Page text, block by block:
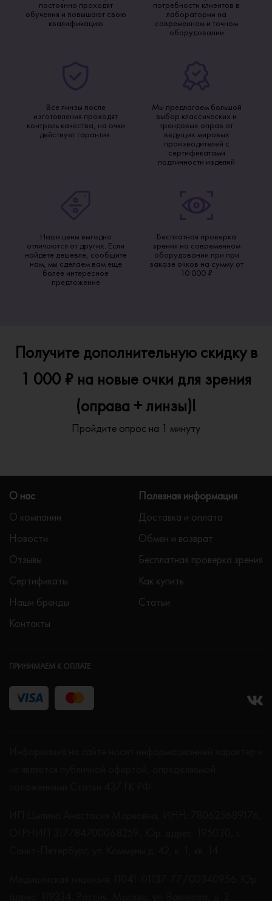
постоянно проходят
обучения и повышают свою
квалификацию
потребности клиентов в
лаборатории на
современном и точном
оборудовании
Все линзы после
изготовления проходят
контроль качества, на очки
действует гарантия.
Мы предлагаем большой
выбор классических и
трендовых оправ от
ведущих мировых
производителей с
сертификатами
подлинности изделий
Наши цены выгодно
отличаются от других. Если
найдете дешевле, сообщите
нам, мы сделаем вам еще
более интересное
предложение
Бесплатная проверка
зрения на современном
оборудовании при при
заказе очков на сумму от
10 000 ₽
Получите дополнительную скидку в
1 000 ₽ на новые очки для зрения
(оправа + линзы)!
Пройдите опрос на 1 минуту
О нас
О компании
Новости
Отзывы
Сертификаты
Наши бренды
Контакты
Полезная информация
Доставка и оплата
Обмен и возврат
Бесплатная проверка зрения
Как купить
Статьи
ПРИНИМАЕМ К ОПЛАТЕ